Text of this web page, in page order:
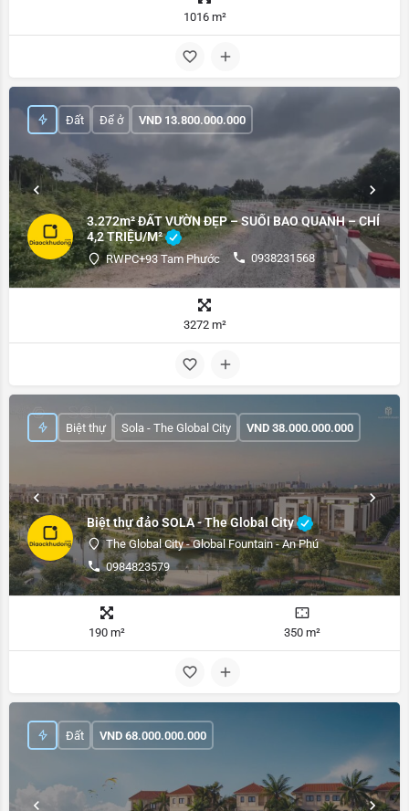
1016 m²
3.272m² ĐẤT VƯỜN ĐẸP – SUỐI BAO QUANH – CHỈ
4,2 TRIỆU/M²
RWPC+93 Tam Phước 0938231568
Đất Để ở VND 13.800.000.000
3272 m²
Biệt thự đảo SOLA - The Global City
The Global City - Global Fountain - An Phú
0984823579
Biệt thự Sola - The Global City VND 38.000.000.000
190 m² 350 m²
Đất VND 68.000.000.000